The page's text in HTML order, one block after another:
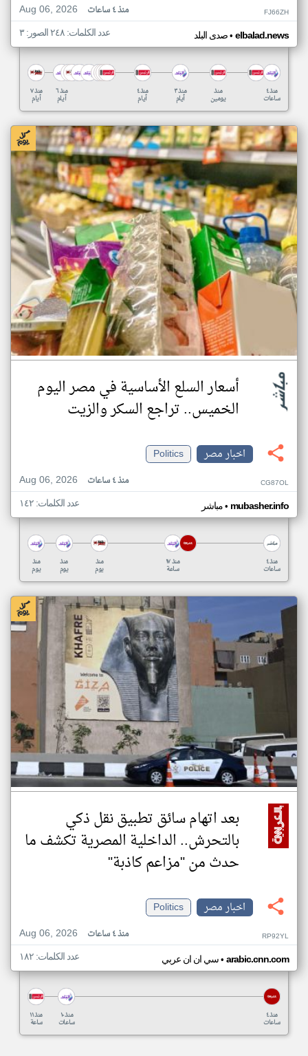
Aug 06, 2026
منذ ٤ ساعات FJ66ZH
صدى البلد• elbalad.news عدد الكلمات: ٢٤٨ الصور: ٣
منذ ٧
أيام
منذ ٦
أيام
منذ ٤
أيام
منذ ٣
أيام
منذ
يومين
منذ ٤
ساعات
أسعار السلع الأساسية في مصر اليوم
الخميس.. تراجع السكر والزيت
اخبار مصر
Politics
Aug 06, 2026
منذ ٤ ساعات CG87OL
مباشر• mubasher.info عدد الكلمات: ١٤٢
منذ
يوم
منذ
يوم
منذ
يوم
منذ ١٧
ساعة
منذ ٤
ساعات
بعد اتهام سائق تطبيق نقل ذكي
بالتحرش.. الداخلية المصرية تكشف ما
حدث من "مزاعم كاذبة"
اخبار مصر
Politics
Aug 06, 2026
منذ ٤ ساعات RP92YL
سي ان ان عربي• arabic.cnn.com عدد الكلمات: ١٨٢
منذ ١١
ساعة
منذ ١٠
ساعات
منذ ٤
ساعات